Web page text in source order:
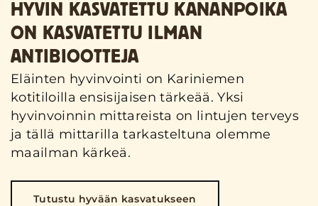
HYVIN KASVATETTU KANANPOIKA
ON KASVATETTU ILMAN
ANTIBIOOTTEJA
Eläinten hyvinvointi on Kariniemen
kotitiloilla ensisijaisen tärkeää. Yksi
hyvinvoinnin mittareista on lintujen terveys
ja tällä mittarilla tarkasteltuna olemme
maailman kärkeä.
Tutustu hyvään kasvatukseen